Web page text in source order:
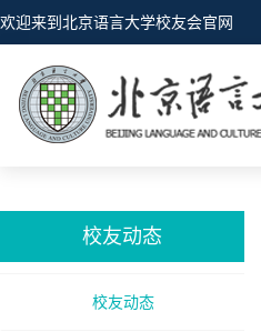
欢迎来到北京语言大学校友会官网
校友动态
校友动态